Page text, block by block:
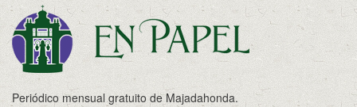
Periódico mensual gratuito de Majadahonda.